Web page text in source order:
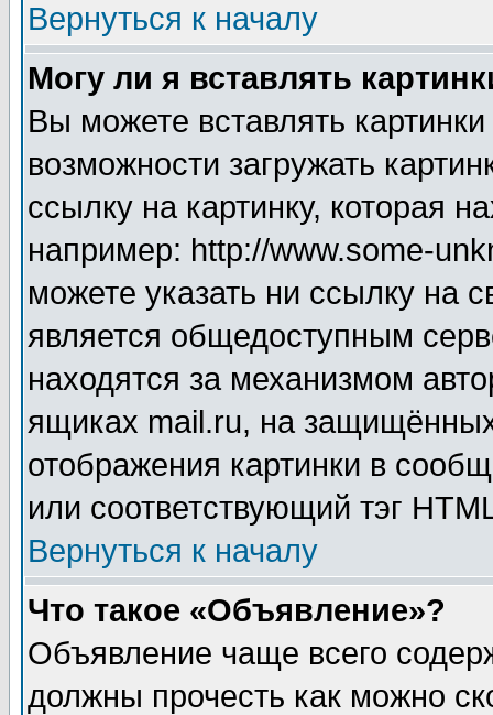
Вернуться к началу
Могу ли я вставлять
Вы можете вставлять
возможности загружать
ссылку на картинку, которая
например: http://www.some-
можете указать ни ссылку на
является общедоступным
находятся за механизмом
ящиках mail.ru, на
отображения картинки в
или соответствующий тэг
Вернуться к началу
Что такое «Объявление»?
Объявление чаще всего
должны прочесть как можно